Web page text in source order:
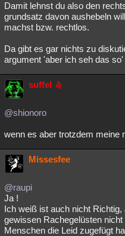
Damit lehnst du also den
grundsatz davon aushebeln
machst bzw. rechtlos.
Da gibt es gar nichts zu
argument 'aber ich seh das
suffel
@shionoro
wenn es aber trotzdem meine
Missesfee
@raupi
Ja !
Ich weiß ist auch nicht
gewissen Rachegelüsten
Menschen die Leid zugefügt